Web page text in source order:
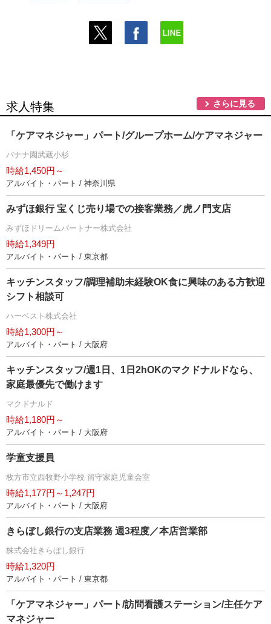
求人特集 さらに見る
「ケアマネジャー」パート/グループホーム/ケアマネジャー
バナナ園武蔵小杉
時給1,450円～
アルバイト・パート / 神奈川県
みずほ銀行 宝くじ売り場での接客業務／虎ノ門支店
みずほドリームパートナー株式会社
時給1,349円
アルバイト・パート / 東京都
キッチンスタッフ/調理補助未経験OK食に興味のある方歓迎
シフト相談可
ハーベスト株式会社
時給1,300円～
アルバイト・パート / 大阪府
キッチンスタッフ/週1日、1日2hOKのマクドナルドなら、
家庭最優先で働けます
マクドナルド
時給1,180円～
アルバイト・パート / 大阪府
学童支援員
枚方市立西牧野小学校 留守家庭児童会室
時給1,177円～1,247円
アルバイト・パート / 大阪府
きらぼし銀行の支店業務 週3程度／本店営業部
株式会社きらぼし銀行
時給1,320円
アルバイト・パート / 東京都
「ケアマネジャー」パート/訪問看護ステーション/主任ケア
マネジャー